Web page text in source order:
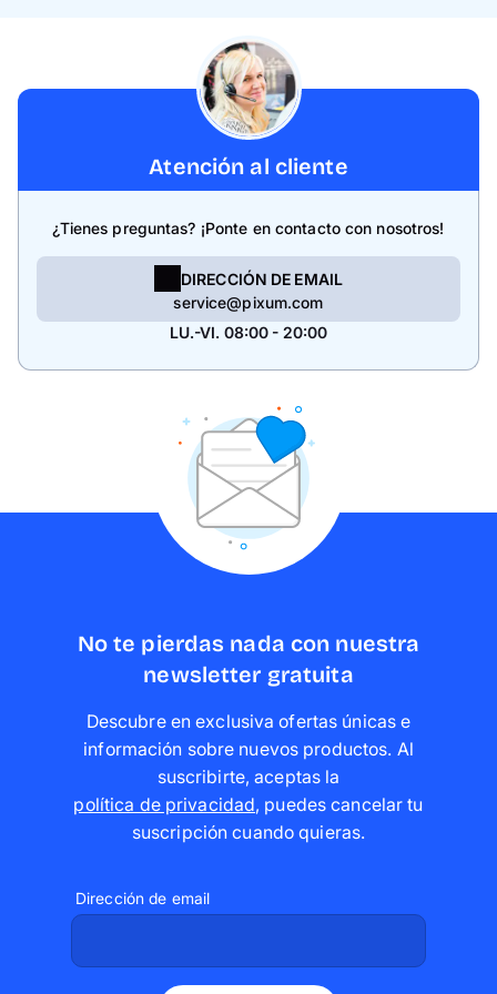
Atención al cliente
¿Tienes preguntas? ¡Ponte en contacto con nosotros!
DIRECCIÓN DE EMAIL
service@pixum.com
LU.-VI. 08:00 - 20:00
No te pierdas nada con nuestra
newsletter gratuita
Descubre en exclusiva ofertas únicas e
información sobre nuevos productos. Al
suscribirte, aceptas la
política de privacidad, puedes cancelar tu
suscripción cuando quieras.
Dirección de email